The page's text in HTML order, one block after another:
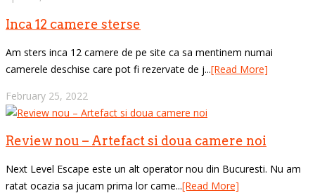
Inca 12 camere sterse
Am sters inca 12 camere de pe site ca sa mentinem numai
camerele deschise care pot fi rezervate de j...[Read More]
February 25, 2022
Review nou – Artefact si doua camere noi
Next Level Escape este un alt operator nou din Bucuresti. Nu am
ratat ocazia sa jucam prima lor came...[Read More]